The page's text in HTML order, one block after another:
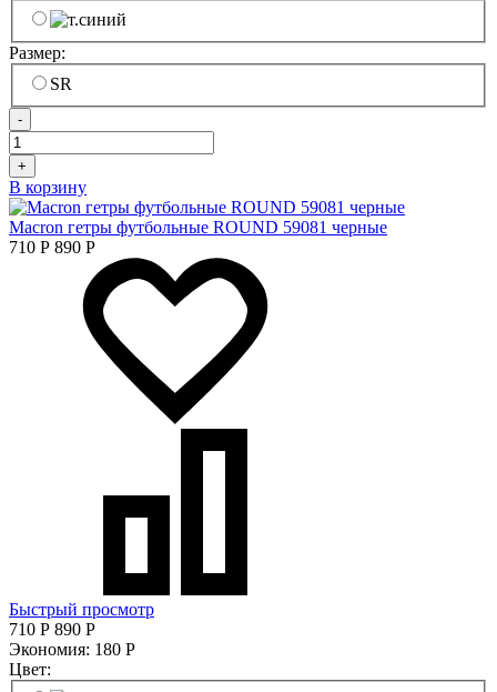
Размер:
SR
-
+
В корзину
Macron гетры футбольные ROUND 59081 черные
710 Р 890 Р
Быстрый просмотр
710 Р 890 Р
Экономия: 180 Р
Цвет: